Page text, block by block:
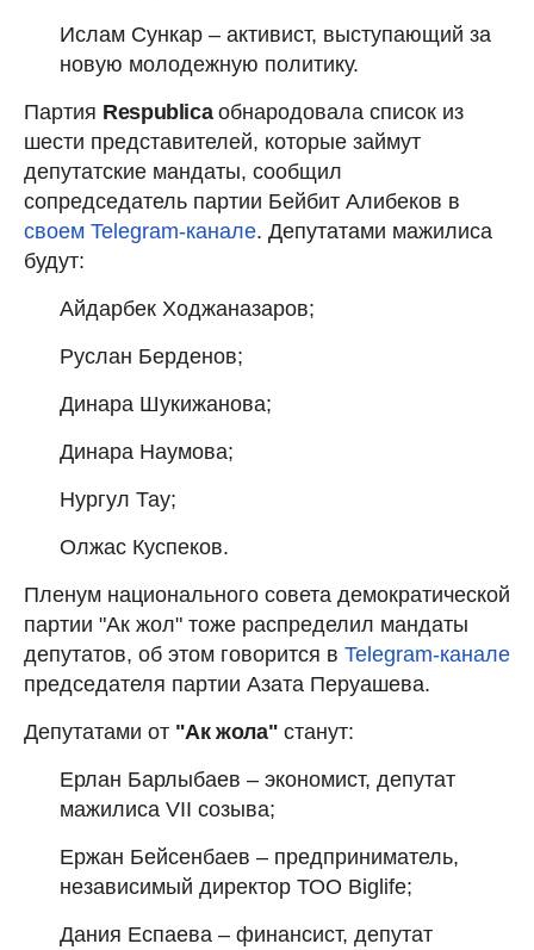
Ислам Сункар – активист, выступающий за
новую молодежную политику.
Партия Respublicaобнародовала список из
шести представителей, которые займут
депутатские мандаты, сообщил
сопредседатель партии Бейбит Алибеков в
своем Telegram-канале. Депутатами мажилиса
будут:
Айдарбек Ходжаназаров;
Руслан Берденов;
Динара Шукижанова;
Динара Наумова;
Нургул Тау;
Олжас Куспеков.
Пленум национального совета демократической
партии "Ак жол" тоже распределил мандаты
депутатов, об этом говорится в Telegram-канале
председателя партии Азата Перуашева.
Депутатами от "Ак жола" станут:
Ерлан Барлыбаев – экономист, депутат
мажилиса VII созыва;
Ержан Бейсенбаев – предприниматель,
независимый директор ТОО Biglife;
Дания Еспаева – финансист, депутат